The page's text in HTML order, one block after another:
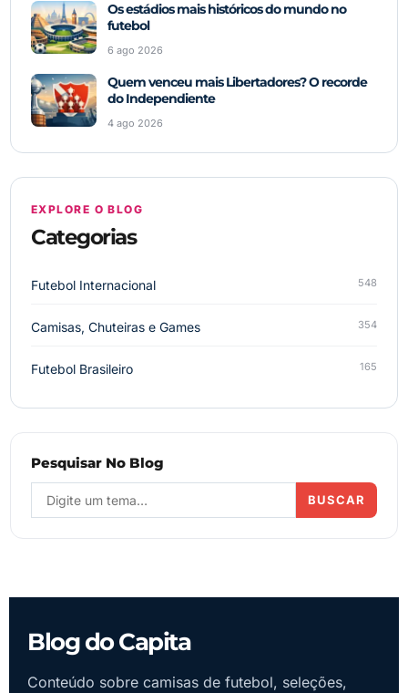
Os estádios mais históricos do mundo no
futebol
6 ago 2026
Quem venceu mais Libertadores? O recorde
do Independiente
4 ago 2026
EXPLORE O BLOG
Categorias
Futebol Internacional 548
Camisas, Chuteiras e Games 354
Futebol Brasileiro 165
Pesquisar No Blog
BUSCAR
Blog do Capita
Conteúdo sobre camisas de futebol, seleções,